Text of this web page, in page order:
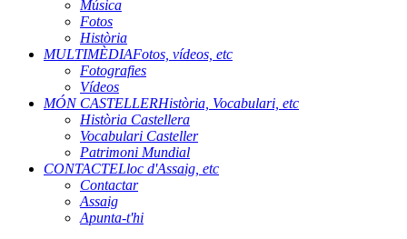
Música
Fotos
Història
MULTIMÈDIAFotos, vídeos, etc
Fotografies
Vídeos
MÓN CASTELLERHistòria, Vocabulari, etc
Història Castellera
Vocabulari Casteller
Patrimoni Mundial
CONTACTELloc d'Assaig, etc
Contactar
Assaig
Apunta-t'hi